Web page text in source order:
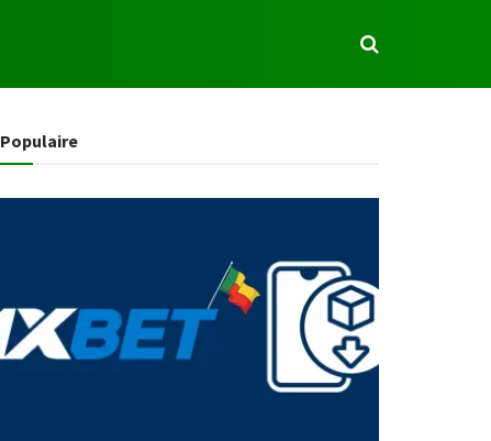
Populaire